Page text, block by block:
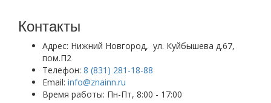
Контакты
Адрес: Нижний Новгород, ул. Куйбышева д.67,
пом.П2
Телефон: 8 (831) 281-18-88
Email: info@znainn.ru
Время работы: Пн-Пт, 8:00 - 17:00